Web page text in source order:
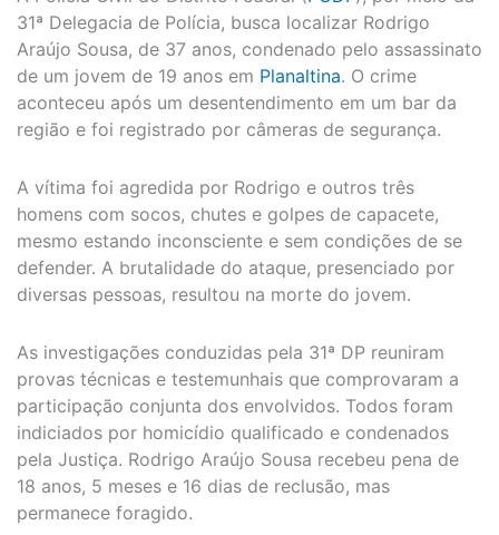
31ª Delegacia de Polícia, busca localizar Rodrigo
Araújo Sousa, de 37 anos, condenado pelo assassinato
de um jovem de 19 anos em Planaltina. O crime
aconteceu após um desentendimento em um bar da
região e foi registrado por câmeras de segurança.
A vítima foi agredida por Rodrigo e outros três
homens com socos, chutes e golpes de capacete,
mesmo estando inconsciente e sem condições de se
defender. A brutalidade do ataque, presenciado por
diversas pessoas, resultou na morte do jovem.
As investigações conduzidas pela 31ª DP reuniram
provas técnicas e testemunhais que comprovaram a
participação conjunta dos envolvidos. Todos foram
indiciados por homicídio qualificado e condenados
pela Justiça. Rodrigo Araújo Sousa recebeu pena de
18 anos, 5 meses e 16 dias de reclusão, mas
permanece foragido.